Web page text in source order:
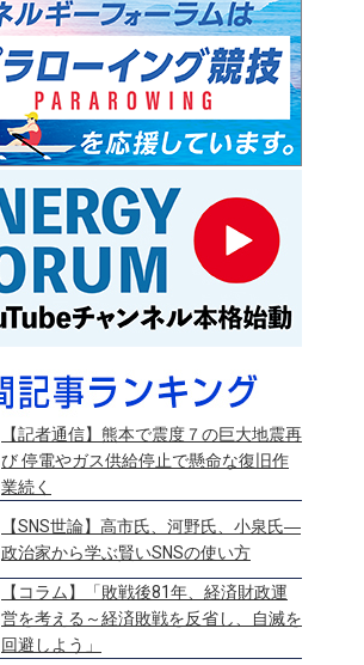
【記者通信】熊本で震度７の巨大地震再
び 停電やガス供給停止で懸命な復旧作
業続く
【SNS世論】高市氏、河野氏、小泉氏―
政治家から学ぶ賢いSNSの使い方
【コラム】「敗戦後81年、経済財政運
営を考える～経済敗戦を反省し、自滅を
回避しよう」